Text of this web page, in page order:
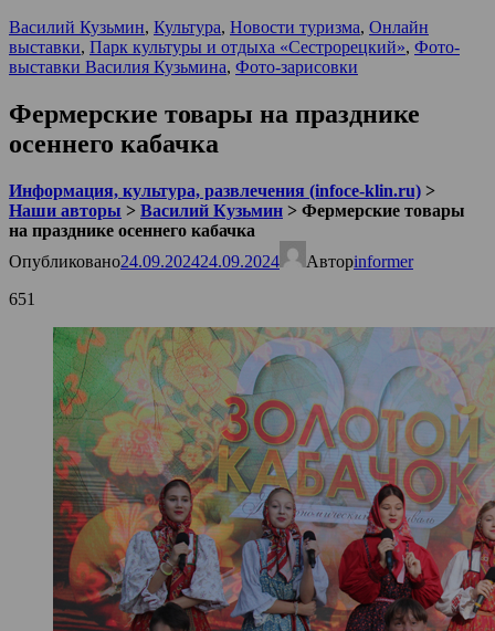
Василий Кузьмин, Культура, Новости туризма, Онлайн
выставки, Парк культуры и отдыха «Сестрорецкий», Фото-
выставки Василия Кузьмина, Фото-зарисовки
Фермерские товары на празднике
осеннего кабачка
Информация, культура, развлечения (infoce-klin.ru) >
Наши авторы > Василий Кузьмин > Фермерские товары
на празднике осеннего кабачка
Опубликовано24.09.202424.09.2024 Авторinformer
651